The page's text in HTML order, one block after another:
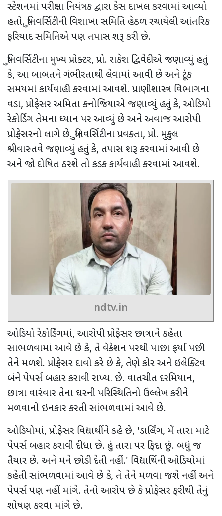
સ્ટેશનમાં પરીક્ષા નિયંત્રક દ્વારા કેસ દાખલ કરવામાં આવ્યો
હતો. યુનિવર્સિટીની વિશાખા સમિતિ હેઠળ રચાયેલી આંતરિક
ફરિયાદ સમિતિએ પણ તપાસ શરૂ કરી છે.
યુનિવર્સિટીના મુખ્ય પ્રોક્ટર, પ્રો. રાકેશ દ્વિવેદીએ જણાવ્યું હતું
કે, આ બાબતને ગંભીરતાથી લેવામાં આવી છે અને ટૂંક
સમયમાં કાર્યવાહી કરવામાં આવશે. પ્રાણીશાસ્ત્ર વિભાગના
વડા, પ્રોફેસર અમિતા કનોજિયાએ જણાવ્યું હતું કે, ઓડિયો
રેકોર્ડિંગ તેમના ધ્યાન પર આવ્યું છે અને અવાજ આરોપી
પ્રોફેસરનો લાગે છે. યુનિવર્સિટીના પ્રવક્તા, પ્રો. મુકુલ
શ્રીવાસ્તવે જણાવ્યું હતું કે, તપાસ શરૂ કરવામાં આવી છે
અને જો દોષિત ઠરશે તો કડક કાર્યવાહી કરવામાં આવશે.
ndtv.in
ઓડિયો રેકોર્ડિંગમાં, આરોપી પ્રોફેસર છાત્રાને કહેતા
સાંભળવામાં આવે છે કે, તે વેકેશન પરથી પાછા ફર્યા પછી
તેને મળશે. પ્રોફેસર દાવો કરે છે કે, તેણે કોર અને ઇલેક્ટિવ
બંને પેપર્સ બહાર કરાવી રાખ્યા છે. વાતચીત દરમિયાન,
છાત્રા વારંવાર તેના ઘરની પરિસ્થિતિનો ઉલ્લેખ કરીને
મળવાનો ઇનકાર કરતી સાંભળવામાં આવે છે.
ઓડિયોમાં, પ્રોફેસર વિદ્યાર્થીને કહે છે, 'ડાર્લિંગ, મેં તારા માટે
પેપર્સ બહાર કરાવી દીધા છે. હું તારા પર ફિદા છું. બધું જ
તૈયાર છે. અને મને છોડી દેતી નહીં.' વિદ્યાર્થિની ઓડિયોમાં
કહેતી સાંભળવામાં આવે છે કે, તે તેને મળવા જશે નહીં અને
પેપર્સ પણ નહીં માંગે. તેનો આરોપ છે કે પ્રોફેસર ફરીથી તેનું
શોષણ કરવા માંગે છે.